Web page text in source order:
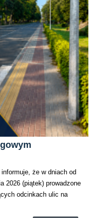
że w dniach od
2026 (piątek) prowadzone
odcinkach ulic na